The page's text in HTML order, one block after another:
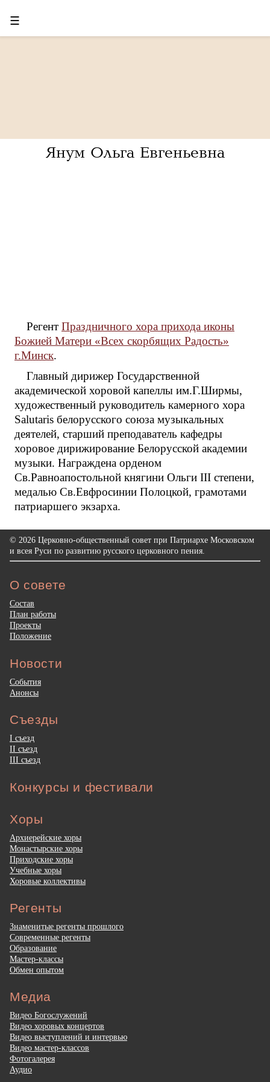
☰
Янум Ольга Евгеньевна
Регент Праздничного хора прихода иконы
Божией Матери «Всех скорбящих Радость»
г.Минск.
Главный дирижер Государственной
академической хоровой капеллы им.Г.Ширмы,
художественный руководитель камерного хора
Salutaris белорусского союза музыкальных
деятелей, старший преподаватель кафедры
хоровое дирижирование Белорусской академии
музыки. Награждена орденом
Св.Равноапостольной княгини Ольги III степени,
медалью Св.Евфросинии Полоцкой, грамотами
патриаршего экзарха.
© 2026 Церковно-общественный совет при Патриархе Московском
и всея Руси по развитию русского церковного пения.
О совете
Состав
План работы
Проекты
Положение
Новости
События
Анонсы
Съезды
I съезд
II съезд
III съезд
Конкурсы и фестивали
Хоры
Архиерейские хоры
Монастырские хоры
Приходские хоры
Учебные хоры
Хоровые коллективы
Регенты
Знаменитые регенты прошлого
Современные регенты
Образование
Мастер-классы
Обмен опытом
Медиа
Видео Богослужений
Видео хоровых концертов
Видео выступлений и интервью
Видео мастер-классов
Фотогалерея
Аудио